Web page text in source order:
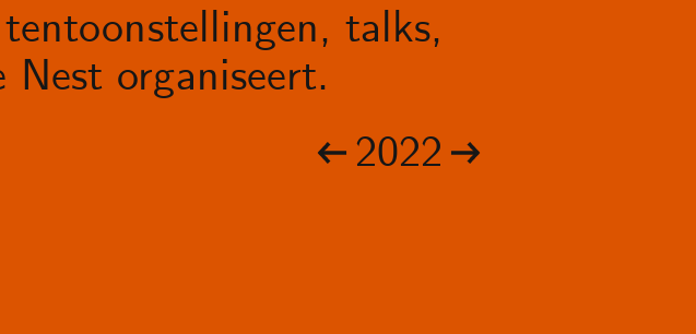
talks,
Nest organiseert.
2022